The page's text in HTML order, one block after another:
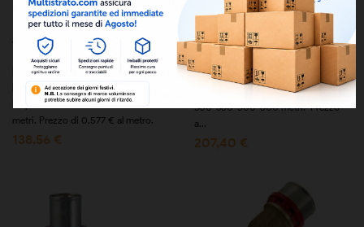
Tubo in polietilene PE-
RT/EVOH/PE-RT a 5 strati con
barriera antiossigeno EVOH
per riscaldamento...
Disponibile in rotoli da 240 e 600
metri. Prezzo di 0,577 € al metro.
138,56 €
Tubo in polietilene reticolato
PE-Xb alta densità con barriera
antiossigeno EVOH per...
Disponibile in rotoli da 120-200-
300-360-500-600 metri. Prezzo
a...
207,40 €